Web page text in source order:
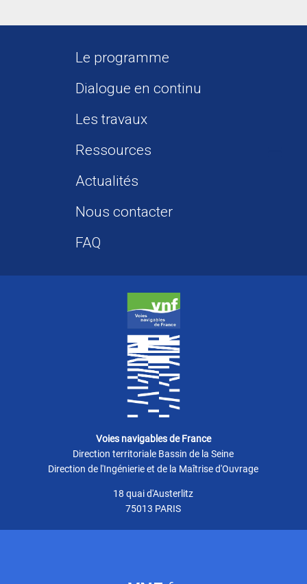
Le programme
Dialogue en continu
Les travaux
Ressources
Actualités
Nous contacter
FAQ
Voies navigables de France
Direction territoriale Bassin de la Seine
Direction de l'Ingénierie et de la Maîtrise d'Ouvrage
18 quai d'Austerlitz
75013 PARIS